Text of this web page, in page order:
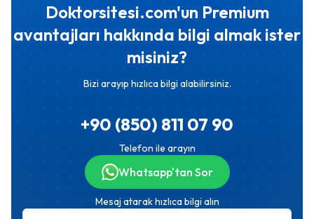
Doktorsitesi.com'un Premium
avantajları hakkında bilgi almak ister
misiniz?
Bizi arayıp hızlıca bilgi alabilirsiniz.
+90 (850) 811 07 90
Telefon ile arayın
Whatsapp'tan Sor
Mesaj atarak hızlıca bilgi alın